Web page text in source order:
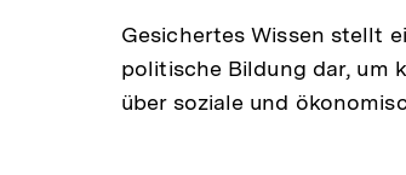
Gesichertes Wissen stellt
politische Bildung dar, um
über soziale und